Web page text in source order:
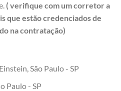
( verifique com um corretor a
que estão credenciados de
na contratação)
São Paulo - SP
Paulo - SP